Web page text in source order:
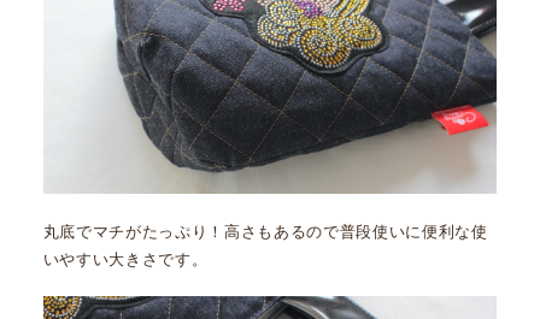
丸底でマチがたっぷり！高さもあるので普段使いに便利な使
いやすい大きさです。